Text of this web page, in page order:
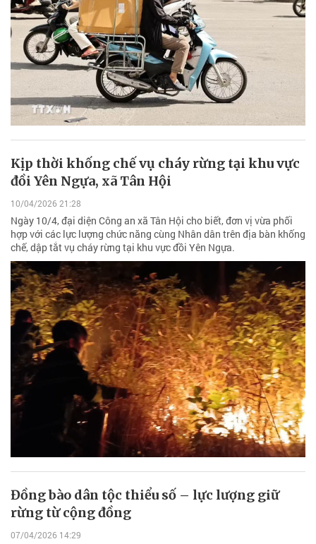
Kịp thời khống chế vụ cháy rừng tại khu vực
đồi Yên Ngựa, xã Tân Hội
10/04/2026 21:28
Ngày 10/4, đại diện Công an xã Tân Hội cho biết, đơn vị vừa phối
hợp với các lực lượng chức năng cùng Nhân dân trên địa bàn khống
chế, dập tắt vụ cháy rừng tại khu vực đồi Yên Ngựa.
Đồng bào dân tộc thiểu số – lực lượng giữ
rừng từ cộng đồng
07/04/2026 14:29